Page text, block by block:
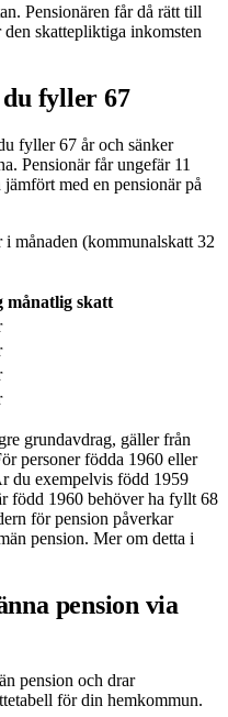
Pensionären får då rätt till
skattepliktiga inkomsten
fyller 67
fyller 67 år och sänker
Pensionär får ungefär 11
med en pensionär på
månaden (kommunalskatt 32
månatlig skatt
grundavdrag, gäller från
personer födda 1960 eller
du exempelvis född 1959
född 1960 behöver ha fyllt 68
för pension påverkar
pension. Mer om detta i
pension via
pension och drar
för din hemkommun.